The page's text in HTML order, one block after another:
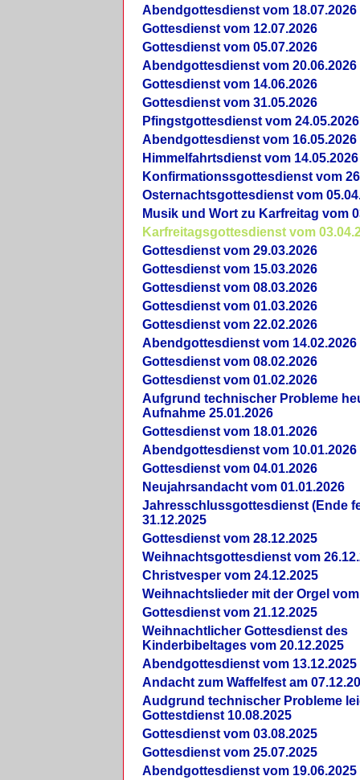
Abendgottesdienst vom 18.07.2026
Gottesdienst vom 12.07.2026
Gottesdienst vom 05.07.2026
Abendgottesdienst vom 20.06.2026
Gottesdienst vom 14.06.2026
Gottesdienst vom 31.05.2026
Pfingstgottesdienst vom 24.05.2026
Abendgottesdienst vom 16.05.2026
Himmelfahrtsdienst vom 14.05.2026
Konfirmationssgottesdienst vom
Osternachtsgottesdienst vom
Musik und Wort zu Karfreitag vom
Karfreitagsgottesdienst vom
Gottesdienst vom 29.03.2026
Gottesdienst vom 15.03.2026
Gottesdienst vom 08.03.2026
Gottesdienst vom 01.03.2026
Gottesdienst vom 22.02.2026
Abendgottesdienst vom 14.02.2026
Gottesdienst vom 08.02.2026
Gottesdienst vom 01.02.2026
Aufgrund technischer Probleme
Aufnahme 25.01.2026
Gottesdienst vom 18.01.2026
Abendgottesdienst vom 10.01.2026
Gottesdienst vom 04.01.2026
Neujahrsandacht vom 01.01.2026
Jahresschlussgottesdienst (Ende
31.12.2025
Gottesdienst vom 28.12.2025
Weihnachtsgottesdienst vom
Christvesper vom 24.12.2025
Weihnachtslieder mit der Orgel vom
Gottesdienst vom 21.12.2025
Weihnachtlicher Gottesdienst des
Kinderbibeltages vom 20.12.2025
Abendgottesdienst vom 13.12.2025
Andacht zum Waffelfest am
Audgrund technischer Probleme
Gottestdienst 10.08.2025
Gottesdienst vom 03.08.2025
Gottesdienst vom 25.07.2025
Abendgottesdienst vom 19.06.2025